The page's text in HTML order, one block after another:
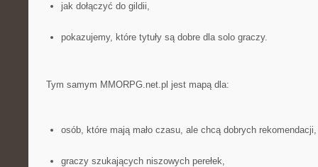
jak dołączyć do gildii,
pokazujemy, które tytuły są dobre dla solo graczy.
Tym samym MMORPG.net.pl jest mapą dla:
osób, które mają mało czasu, ale chcą dobrych rekomendacji,
graczy szukających niszowych perełek,